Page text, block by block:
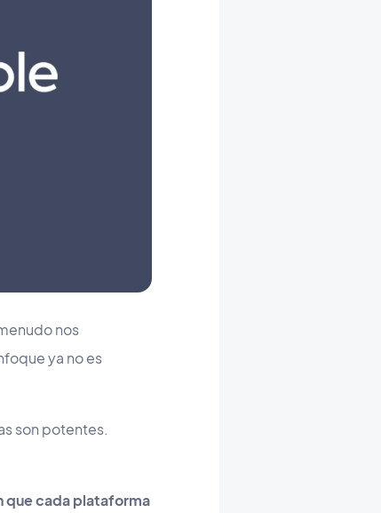
nos
ya no es
son potentes.
que cada plataforma